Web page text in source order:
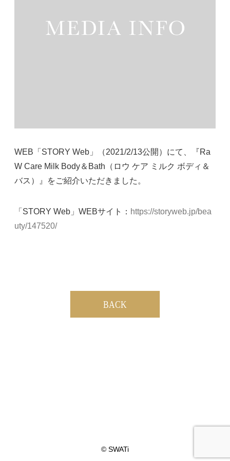
WEB「STORY Web」（2021/2/13公開）にて、『Ra
W Care Milk Body＆Bath（ロウ ケア ミルク ボディ＆
バス）』をご紹介いただきました。
「STORY Web」WEBサイト： https://storyweb.jp/bea
uty/147520/
BACK
© SWATi